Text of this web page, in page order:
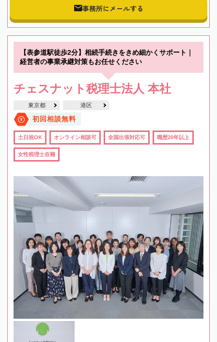
事務所にメールする
【表参道駅徒歩2分】相続手続きをきめ細かくサポート｜
経営者の事業承継対策もお任せください
チェスナット税理士法人 本社
東京都 港区
初回相談無料
土日祝OK オンライン相談可 全国出張対応可 職歴20年以上
女性税理士在籍